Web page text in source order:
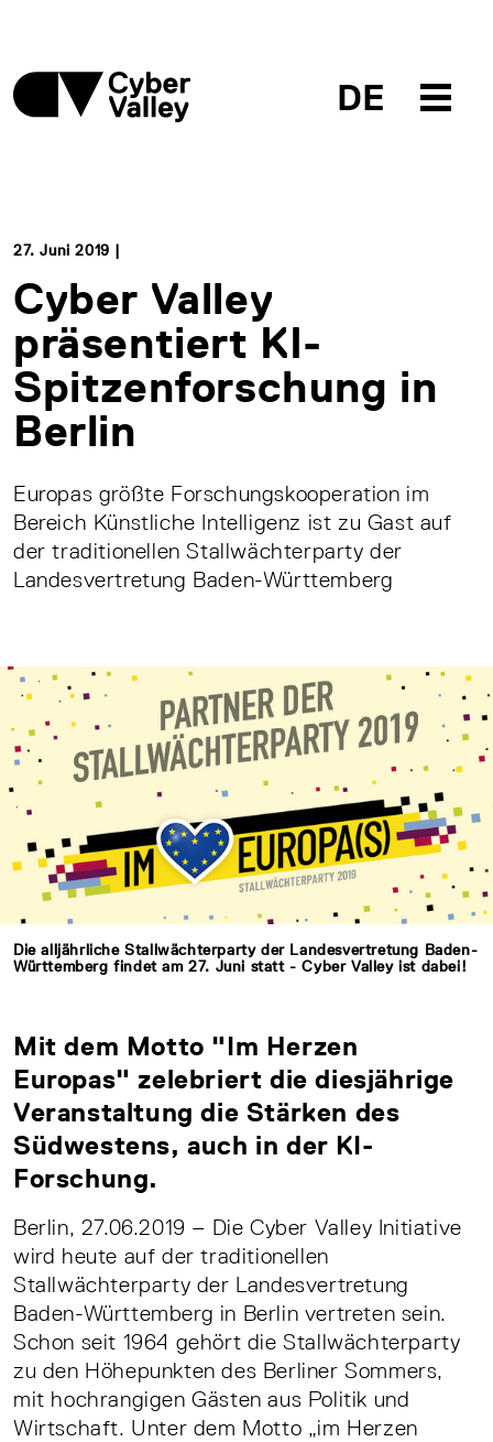
DE
27. Juni 2019 |
Cyber Valley
präsentiert KI-
Spitzenforschung in
Berlin
Europas größte Forschungskooperation im
Bereich Künstliche Intelligenz ist zu Gast auf
der traditionellen Stallwächterparty der
Landesvertretung Baden-Württemberg
Die alljährliche Stallwächterparty der Landesvertretung Baden-
Württemberg findet am 27. Juni statt - Cyber Valley ist dabei!
Mit dem Motto "Im Herzen
Europas" zelebriert die diesjährige
Veranstaltung die Stärken des
Südwestens, auch in der KI-
Forschung.
Berlin, 27.06.2019 – Die Cyber Valley Initiative
wird heute auf der traditionellen
Stallwächterparty der Landesvertretung
Baden-Württemberg in Berlin vertreten sein.
Schon seit 1964 gehört die Stallwächterparty
zu den Höhepunkten des Berliner Sommers,
mit hochrangigen Gästen aus Politik und
Wirtschaft. Unter dem Motto „im Herzen